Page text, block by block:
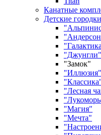
Канатные
Детские
"Джунгли"
"Замок"
"Иллюзия"
"Лесная
"Магия"
"Мечта"